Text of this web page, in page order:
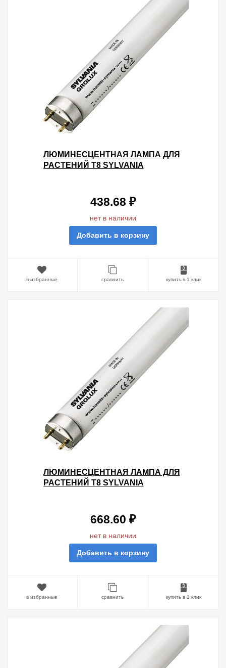
ЛЮМИНЕСЦЕНТНАЯ ЛАМПА ДЛЯ
РАСТЕНИЙ T8 SYLVANIA
438.68 ₽
нет в наличии
Добавить в корзину
в избранные сравнить купить в 1 клик
ЛЮМИНЕСЦЕНТНАЯ ЛАМПА ДЛЯ
РАСТЕНИЙ T8 SYLVANIA
668.60 ₽
нет в наличии
Добавить в корзину
в избранные сравнить купить в 1 клик